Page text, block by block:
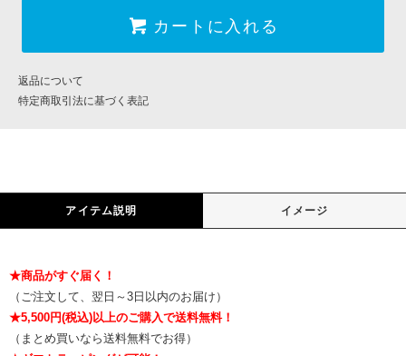
カートに入れる
返品について
特定商取引法に基づく表記
アイテム説明 イメージ
★商品がすぐ届く！
（ご注文して、翌日～3日以内のお届け）
★5,500円(税込)以上のご購入で送料無料！
（まとめ買いなら送料無料でお得）